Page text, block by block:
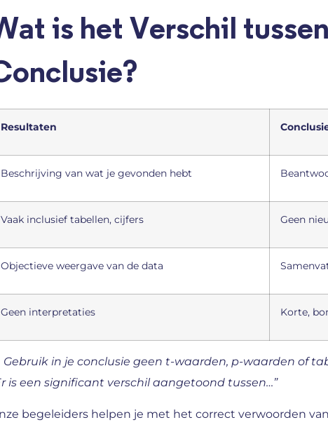
is het Verschil
Resultaten
Beschrijving van wat je gevonden hebt
Vaak inclusief tabellen, cijfers Geen
Objectieve weergave van de data
Geen interpretaties Korte,
Gebruik in je conclusie geen t-waarden, p-waarden of
is een significant verschil aangetoond tussen…”
begeleiders helpen je met het correct verwoorden